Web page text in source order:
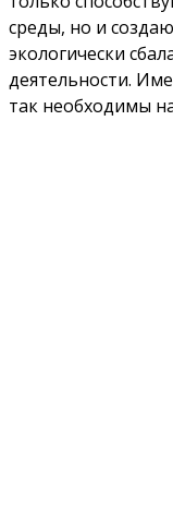
среды, но и
экологически
деятельности.
так необходимы